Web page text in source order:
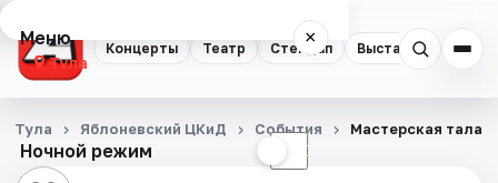
Концерты Театр Стендап Выставки
Меню ×
Тула
Концерты
Театр
Ночной режим ☾
Тула Яблоневский ЦКиД События Мастерская